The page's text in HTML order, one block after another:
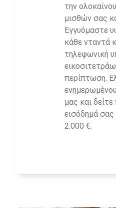
την
μισθών σας
Εγγυόμαστε
κάθε νταντά
τηλεφωνική
περίπτωση.
μας και
εισόδημά σας
2.000 €.